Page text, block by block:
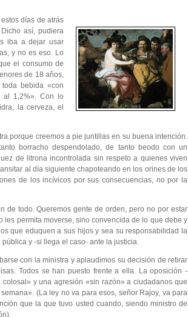
días de atrás
así, pudiera
iba a dejar usar
y no es eso. Lo
el consumo de
de 18 años,
bebida «con
al 1,2%». Con lo
la cerveza, el
porque creemos a pie juntillas en su buena intención.
borracho despendolado, de tanto beodo con un
de litrona incontrolada sin respeto a quienes viven
al día siguiente chapoteando en los orines de los
de los incívicos por sus consecuencias, no por la
de todo. Queremos gente de orden, pero no por estar
les permita moverse, sino convencida de lo que debe y
que eduquen a sus hijos y sea su responsabilidad la
y -si llega el caso- ante la justicia.
con la ministra y aplaudimos su decisión de retirar
Todos se han puesto frente a ella. La oposición -
y una agresión «sin razón» a ciudadanos que
(La ley no va para esos, señor Rajoy, va para
que la que tuvo usted cuando, siendo ministro de